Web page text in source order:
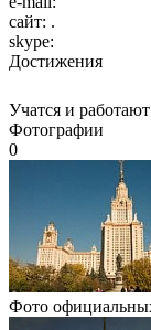
сайт: .
skype:
Достижения
Учатся и работают
Фотографии
0
Фото